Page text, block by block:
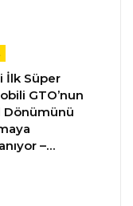
İlk Süper
GTO’nun
Dönümünü
–…